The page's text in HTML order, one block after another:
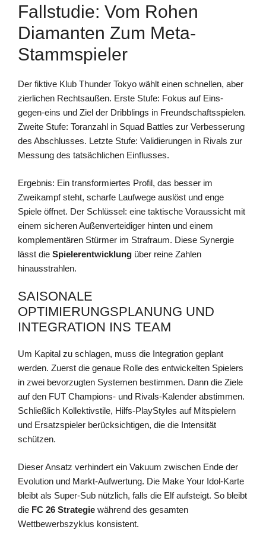
Fallstudie: Vom Rohen
Diamanten Zum Meta-
Stammspieler
Der fiktive Klub Thunder Tokyo wählt einen schnellen, aber
zierlichen Rechtsaußen. Erste Stufe: Fokus auf Eins-
gegen-eins und Ziel der Dribblings in Freundschaftsspielen.
Zweite Stufe: Toranzahl in Squad Battles zur Verbesserung
des Abschlusses. Letzte Stufe: Validierungen in Rivals zur
Messung des tatsächlichen Einflusses.
Ergebnis: Ein transformiertes Profil, das besser im
Zweikampf steht, scharfe Laufwege auslöst und enge
Spiele öffnet. Der Schlüssel: eine taktische Voraussicht mit
einem sicheren Außenverteidiger hinten und einem
komplementären Stürmer im Strafraum. Diese Synergie
lässt die Spielerentwicklung über reine Zahlen
hinausstrahlen.
SAISONALE
OPTIMIERUNGSPLANUNG UND
INTEGRATION INS TEAM
Um Kapital zu schlagen, muss die Integration geplant
werden. Zuerst die genaue Rolle des entwickelten Spielers
in zwei bevorzugten Systemen bestimmen. Dann die Ziele
auf den FUT Champions- und Rivals-Kalender abstimmen.
Schließlich Kollektivstile, Hilfs-PlayStyles auf Mitspielern
und Ersatzspieler berücksichtigen, die die Intensität
schützen.
Dieser Ansatz verhindert ein Vakuum zwischen Ende der
Evolution und Markt-Aufwertung. Die Make Your Idol-Karte
bleibt als Super-Sub nützlich, falls die Elf aufsteigt. So bleibt
die FC 26 Strategie während des gesamten
Wettbewerbszyklus konsistent.